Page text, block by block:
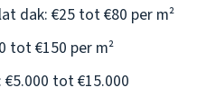
dak: €25 tot €80 per m²
tot €150 per m²
tot €15.000